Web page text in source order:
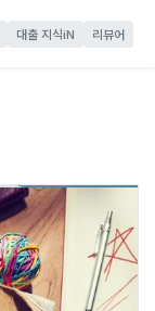
대출 지식iN 리뷰어